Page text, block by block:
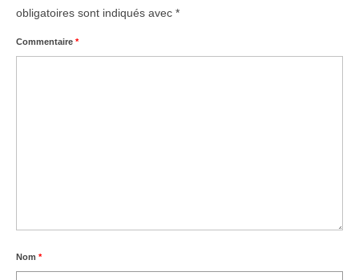
obligatoires sont indiqués avec *
Commentaire *
Nom *